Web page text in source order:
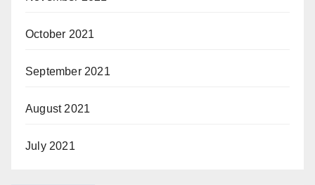
October 2021
September 2021
August 2021
July 2021